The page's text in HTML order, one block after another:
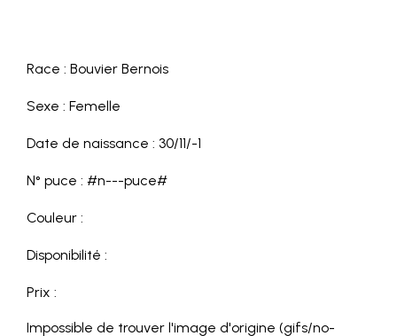
Race : Bouvier Bernois
Sexe : Femelle
Date de naissance : 30/11/-1
N° puce : #n---puce#
Couleur :
Disponibilité :
Prix :
Impossible de trouver l'image d'origine (gifs/no-